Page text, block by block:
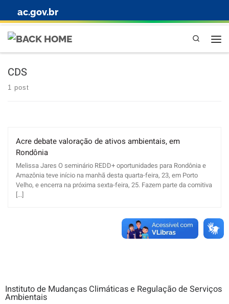
Skip to content
ac.gov.br
Pesquisa
CDS
1 post
Acre debate valoração de ativos ambientais, em
Rondônia
Melissa Jares O seminário REDD+ oportunidades para Rondônia e
Amazônia teve início na manhã desta quarta-feira, 23, em Porto
Velho, e encerra na próxima sexta-feira, 25. Fazem parte da comitiva
[...]
Instituto de Mudanças Climáticas e Regulação de Serviços
Ambientais